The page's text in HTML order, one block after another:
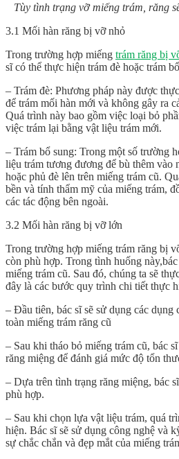
Tùy tình trạng vỡ miếng trám, răng
3.1 Mối hàn răng bị vỡ nhỏ
Trong trường hợp miếng trám răng bị
sĩ có thể thực hiện trám đè hoặc trám
– Trám đè: Phương pháp này được
để trám mối hàn mới và không gây ra
Quá trình này bao gồm việc loại bỏ
việc trám lại bằng vật liệu trám mới.
– Trám bổ sung: Trong một số trường
liệu trám tương đương để bù thêm vào
hoặc phủ đè lên trên miếng trám cũ.
bền và tính thẩm mỹ của miếng trám,
các tác động bên ngoài.
3.2 Mối hàn răng bị vỡ lớn
Trong trường hợp miếng trám răng bị
còn phù hợp. Trong tình huống
miếng trám cũ. Sau đó, chúng ta sẽ
đây là các bước quy trình chi tiết thực
– Đầu tiên, bác sĩ sẽ sử dụng các dụng
toàn miếng trám răng cũ
– Sau khi tháo bỏ miếng trám cũ, bác
răng miệng để đánh giá mức độ tổn
– Dựa trên tình trạng răng miệng, bác
phù hợp.
– Sau khi chọn lựa vật liệu trám, quá
hiện. Bác sĩ sẽ sử dụng công nghệ và
sự chắc chắn và đẹp mắt của miếng